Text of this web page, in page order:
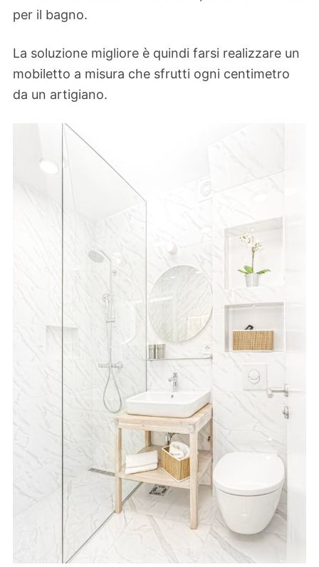
per il bagno.
La soluzione migliore è quindi farsi realizzare un
mobiletto a misura che sfrutti ogni centimetro
da un artigiano.